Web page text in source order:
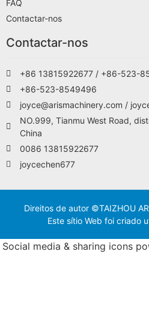
FAQ
Contactar-nos
Contactar-nos
+86 13815922677 / +86-523-
+86-523-8549496
joyce@arismachinery.com /
NO.999, Tianmu West Road,
China
0086 13815922677
joycechen677
Direitos de autor ©TAIZHOU
Este sítio Web foi criado
Social media & sharing icons